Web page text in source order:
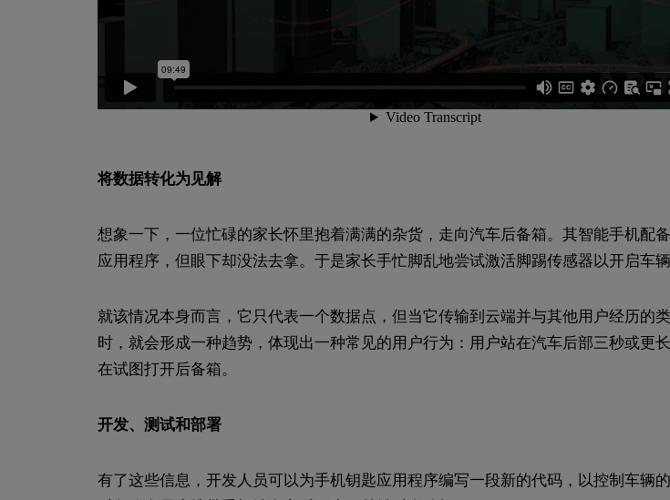
将数据转化为见解
想象一下，一位忙碌的家长怀里抱着满满的杂货，走向汽车后备箱。其智能手机配
应用程序，但眼下却没法去拿。于是家长手忙脚乱地尝试激活脚踢传感器以开启车辆
就该情况本身而言，它只代表一个数据点，但当它传输到云端并与其他用户经历的
时，就会形成一种趋势，体现出一种常见的用户行为：用户站在汽车后部三秒或更
在试图打开后备箱。
开发、测试和部署
有了这些信息，开发人员可以为手机钥匙应用程序编写一段新的代码，以控制车辆